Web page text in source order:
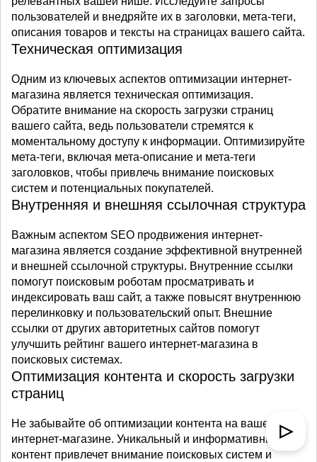
пользователей и внедряйте их в заголовки, мета-теги,
описания товаров и тексты на страницах вашего сайта.
Техническая оптимизация
Одним из ключевых аспектов оптимизации интернет-
магазина является техническая оптимизация.
Обратите внимание на скорость загрузки страниц
вашего сайта, ведь пользователи стремятся к
моментальному доступу к информации. Оптимизируйте
мета-теги, включая мета-описание и мета-теги
заголовков, чтобы привлечь внимание поисковых
систем и потенциальных покупателей.
Внутренняя и внешняя ссылочная структура
Важным аспектом SEO продвижения интернет-
магазина является создание эффективной внутренней
и внешней ссылочной структуры. Внутренние ссылки
помогут поисковым роботам просматривать и
индексировать ваш сайт, а также повысят внутреннюю
перелинковку и пользовательский опыт. Внешние
ссылки от других авторитетных сайтов помогут
улучшить рейтинг вашего интернет-магазина в
поисковых системах.
Оптимизация контента и скорость загрузки
страниц
Не забывайте об оптимизации контента на вашем
интернет-магазине. Уникальный и информативный
контент привлечет внимание поисковых систем и
▷